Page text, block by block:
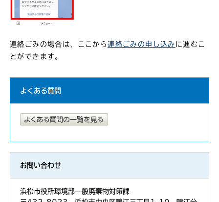
連絡ごみの場合は、ここから連絡ごみの申し込み に進むこ
とができます。
よくある質問
お問い合わせ
浜松市役所環境部一般廃棄物対策課